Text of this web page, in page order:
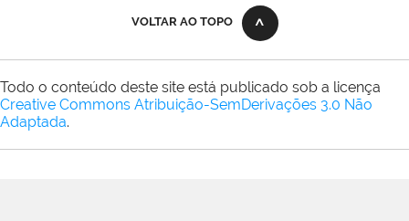
VOLTAR AO TOPO
Todo o conteúdo deste site está publicado sob a licença
Creative Commons Atribuição-SemDerivações 3.0 Não
Adaptada.